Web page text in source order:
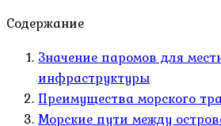
Содержание
Значение паромов для
инфраструктуры
Преимущества морского
Морские пути между